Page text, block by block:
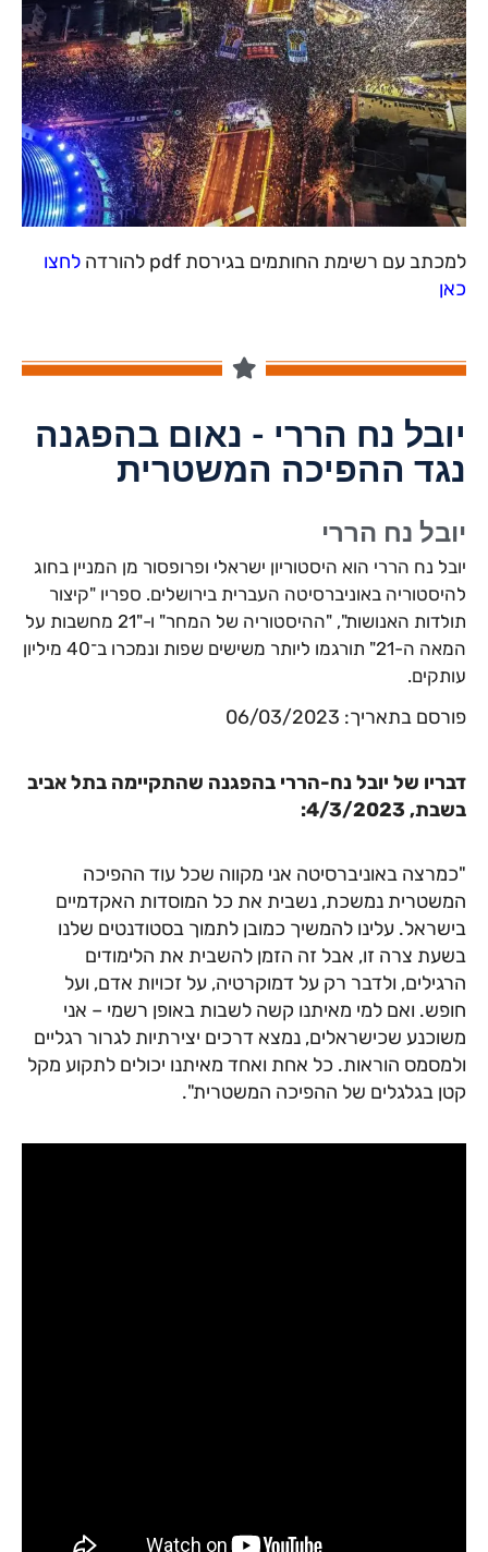
למכתב עם רשימת החותמים בגירסת pdf להורדה
לחצו
כאן
יובל נח הררי - נאום בהפגנה
נגד ההפיכה המשטרית
יובל נח הררי
יובל נח הררי הוא היסטוריון ישראלי ופרופסור מן המניין בחוג
להיסטוריה באוניברסיטה העברית בירושלים. ספריו "קיצור
תולדות האנושות", "ההיסטוריה של המחר" ו-"21 מחשבות על
המאה ה-21" תורגמו ליותר משישים שפות ונמכרו ב־40 מיליון
עותקים.
פורסם בתאריך: 06/03/2023
דבריו של יובל נח-הררי בהפגנה שהתקיימה בתל אביב
בשבת, 4/3/2023:
"כמרצה באוניברסיטה אני מקווה שכל עוד ההפיכה
המשטרית נמשכת, נשבית את כל המוסדות האקדמיים
בישראל. עלינו להמשיך כמובן לתמוך בסטודנטים שלנו
בשעת צרה זו, אבל זה הזמן להשבית את הלימודים
הרגילים, ולדבר רק על דמוקרטיה, על זכויות אדם, ועל
חופש. ואם למי מאיתנו קשה לשבות באופן רשמי – אני
משוכנע שכישראלים, נמצא דרכים יצירתיות לגרור רגליים
ולמסמס הוראות. כל אחת ואחד מאיתנו יכולים לתקוע מקל
קטן בגלגלים של ההפיכה המשטרית".